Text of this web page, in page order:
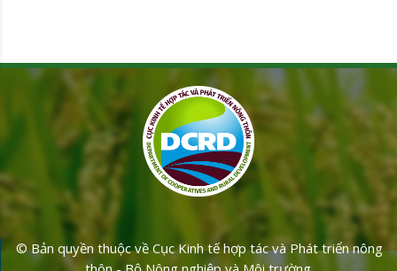
© Bản quyền thuộc về Cục Kinh tế hợp tác và Phát triển nông